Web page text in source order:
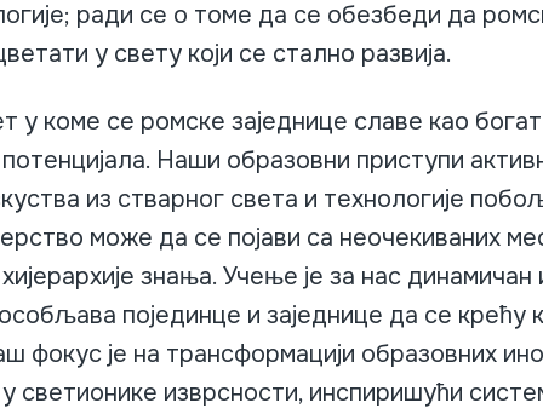
ради се о томе да се обезбеди да
у свету који се стално развија.
коме се ромске заједнице славе као
Наши образовни приступи
из стварног света и технологије
може да се појави са неочекиваних
знања. Учење је за нас
појединце и заједнице да се крећу
фокус је на трансформацији образовних
светионике изврсности, инспиришући